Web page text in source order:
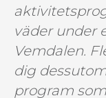
väder under
Vemdalen.
dig
program